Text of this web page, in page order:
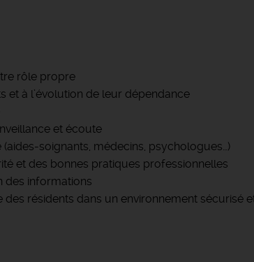
rôle propre
et à l’évolution de leur dépendance
et écoute
soignants, médecins, psychologues…)
et des bonnes pratiques professionnelles
des informations
résidents dans un environnement sécurisé